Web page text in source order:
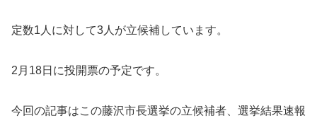
定数1人に対して3人が立候補しています。
2月18日に投開票の予定です。
今回の記事はこの藤沢市長選挙の立候補者、選挙結果速報